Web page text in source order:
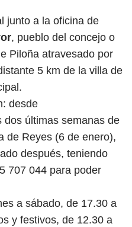
junto a la oficina de
, pueblo del concejo o
Piloña atravesado por
5 km de la villa de
desde
dos últimas semanas de
de Reyes (6 de enero),
después, teniendo
707 044 para poder
a sábado, de 17.30 a
y festivos, de 12.30 a